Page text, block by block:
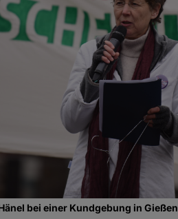
bei einer Kundgebung in Gießen